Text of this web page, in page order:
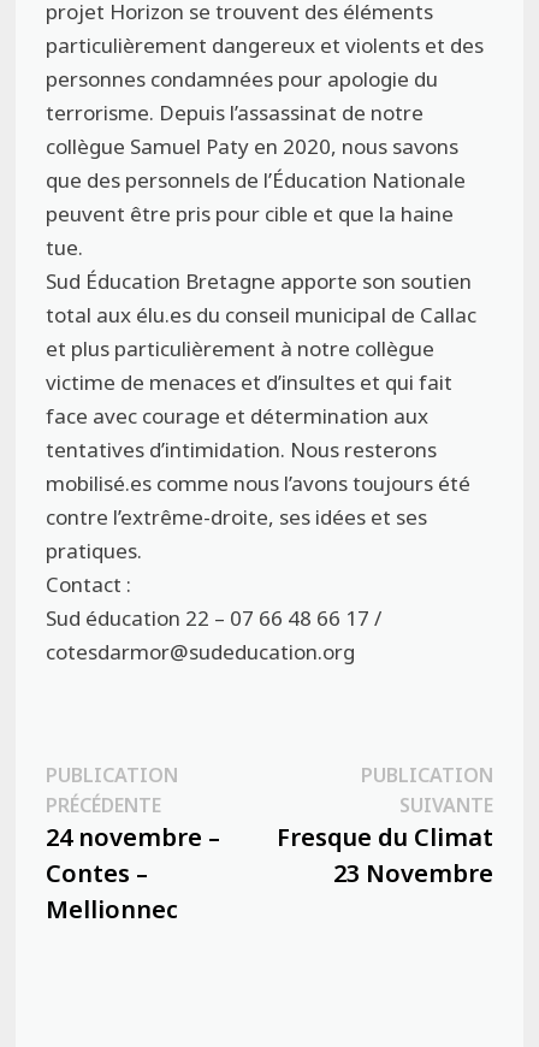
projet Horizon se trouvent des éléments
particulièrement dangereux et violents et des
personnes condamnées pour apologie du
terrorisme. Depuis l’assassinat de notre
collègue Samuel Paty en 2020, nous savons
que des personnels de l’Éducation Nationale
peuvent être pris pour cible et que la haine
tue.
Sud Éducation Bretagne apporte son soutien
total aux élu.es du conseil municipal de Callac
et plus particulièrement à notre collègue
victime de menaces et d’insultes et qui fait
face avec courage et détermination aux
tentatives d’intimidation. Nous resterons
mobilisé.es comme nous l’avons toujours été
contre l’extrême-droite, ses idées et ses
pratiques.
Contact :
Sud éducation 22 – 07 66 48 66 17 /
cotesdarmor@sudeducation.org
Navigation
de
l’article
PUBLICATION
PRÉCÉDENTEPublication
précédente :
24 novembre –
Contes –
Mellionnec
PUBLICATION
SUIVANTE
Fresque du Climat
23 Novembre